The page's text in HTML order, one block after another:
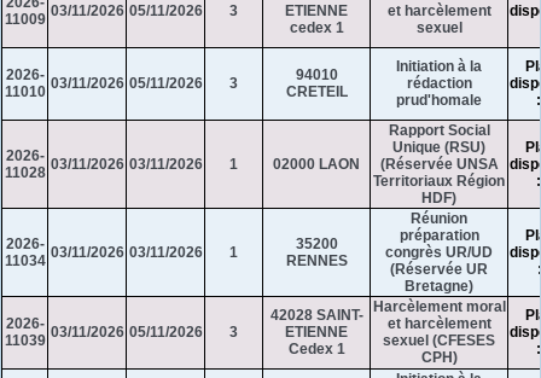
11009 03/11/2026 05/11/2026 3
ETIENNE
cedex 1
et harcèlement
sexuel
2026-
11010 03/11/2026 05/11/2026 3
94010
CRETEIL
Initiation à la
rédaction
prud'homale
2026-
11028 03/11/2026 03/11/2026 1 02000 LAON
Rapport Social
Unique (RSU)
(Réservée UNSA
Territoriaux Région
HDF)
2026-
11034 03/11/2026 03/11/2026 1
35200
RENNES
Réunion
préparation
congrès UR/UD
(Réservée UR
Bretagne)
2026-
11039 03/11/2026 05/11/2026 3
42028 SAINT-
ETIENNE
Cedex 1
Harcèlement moral
et harcèlement
sexuel (CFESES
CPH)